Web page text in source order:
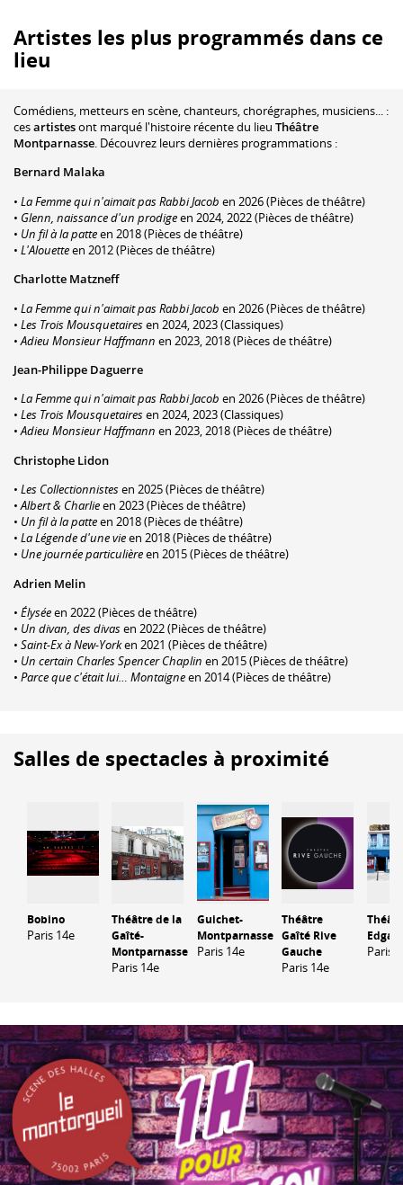
Artistes les plus programmés dans ce
lieu
Comédiens, metteurs en scène, chanteurs, chorégraphes, musiciens... :
cesartistesont marqué l'histoire récente du lieu Théâtre
Montparnasse. Découvrez leurs dernières programmations :
Bernard Malaka
• La Femme qui n'aimait pas Rabbi Jacob en 2026 (Pièces de théâtre)
• Glenn, naissance d'un prodigeen 2024, 2022 (Pièces de théâtre)
• Un fil à la patteen 2018 (Pièces de théâtre)
• L'Alouetteen 2012 (Pièces de théâtre)
Charlotte Matzneff
• La Femme qui n'aimait pas Rabbi Jacob en 2026 (Pièces de théâtre)
• Les Trois Mousquetairesen 2024, 2023 (Classiques)
•Adieu Monsieur Haffmann en 2023, 2018 (Pièces de théâtre)
Jean-Philippe Daguerre
• La Femme qui n'aimait pas Rabbi Jacob en 2026 (Pièces de théâtre)
• Les Trois Mousquetairesen 2024, 2023 (Classiques)
•Adieu Monsieur Haffmann en 2023, 2018 (Pièces de théâtre)
Christophe Lidon
• Les Collectionnistesen 2025 (Pièces de théâtre)
•Albert & Charlieen 2023 (Pièces de théâtre)
• Un fil à la patteen 2018 (Pièces de théâtre)
• La Légende d'une vieen 2018 (Pièces de théâtre)
• Une journée particulièreen 2015 (Pièces de théâtre)
Adrien Melin
• Élyséeen 2022 (Pièces de théâtre)
• Un divan, des divasen 2022 (Pièces de théâtre)
• Saint-Ex à New-Yorken 2021 (Pièces de théâtre)
• Un certain Charles Spencer Chaplin en 2015 (Pièces de théâtre)
• Parce que c'était lui… Montaigneen 2014 (Pièces de théâtre)
Salles de spectacles à proximité
Bobino
Paris 14e
Théâtre de la
Gaîté-
Montparnasse
Paris 14e
Guichet-
Montparnasse
Paris 14e
Théâtre
Gaîté Rive
Gauche
Paris 14e
Edgar
Paris